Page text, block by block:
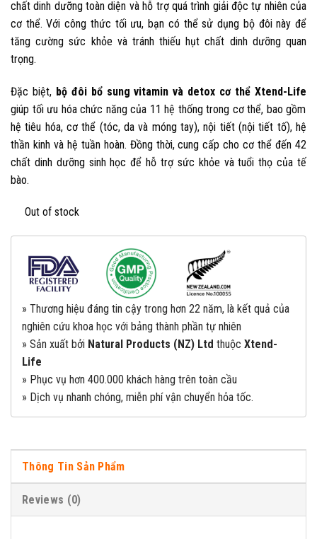
chất dinh dưỡng toàn diện và hỗ trợ quá trình giải độc tự nhiên của
cơ thể. Với công thức tối ưu, bạn có thể sử dụng bộ đôi này để
tăng cường sức khỏe và tránh thiếu hụt chất dinh dưỡng quan
trọng.
Đặc biệt, bộ đôi bổ sung vitamin và detox cơ thể Xtend-Life
giúp tối ưu hóa chức năng của 11 hệ thống trong cơ thể, bao gồm
hệ tiêu hóa, cơ thể (tóc, da và móng tay), nội tiết (nội tiết tố), hệ
thần kinh và hệ tuần hoàn. Đồng thời, cung cấp cho cơ thể đến 42
chất dinh dưỡng sinh học để hỗ trợ sức khỏe và tuổi thọ của tế
bào.
Out of stock
» Thương hiệu đáng tin cậy trong hơn 22 năm, là kết quả của
nghiên cứu khoa học với bảng thành phần tự nhiên
» Sản xuất bởi Natural Products (NZ) Ltd thuộc Xtend-
Life
» Phục vụ hơn 400.000 khách hàng trên toàn cầu
» Dịch vụ nhanh chóng, miễn phí vận chuyển hỏa tốc.
Thông Tin Sản Phẩm
Reviews (0)